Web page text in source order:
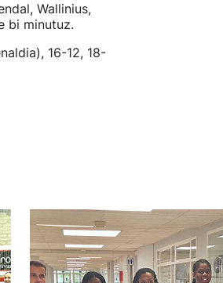
Wallinius,
bi minutuz.
16-12, 18-